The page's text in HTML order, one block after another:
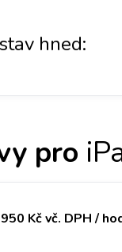
hned:
pro
Kč vč. DPH /